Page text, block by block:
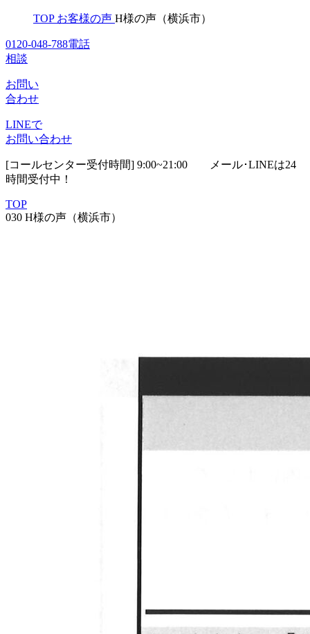
TOP お客様の声 H様の声（横浜市）
0120-048-788電話
相談
お問い
合わせ
LINEで
お問い合わせ
[コールセンター受付時間] 9:00~21:00 メール･LINEは24
時間受付中！
TOP
030 H様の声（横浜市）